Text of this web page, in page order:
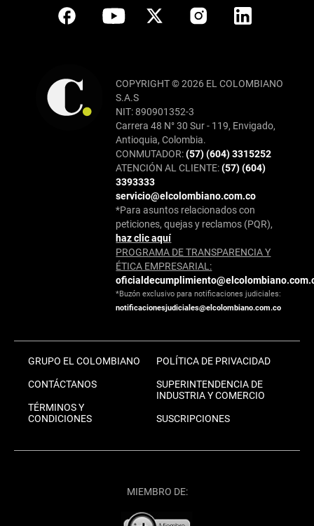
COPYRIGHT © 2026 EL COLOMBIANO
S.A.S
NIT: 890901352-3
Carrera 48 N° 30 Sur - 119, Envigado,
Antioquia, Colombia.
CONMUTADOR:(57) (604) 3315252
ATENCIÓN AL CLIENTE:(57) (604)
3393333
servicio@elcolombiano.com.co
*Para asuntos relacionados con
peticiones, quejas y reclamos (PQR),
haz clic aquí
PROGRAMA DE TRANSPARENCIA Y
ÉTICA EMPRESARIAL:
*Buzón exclusivo para notificaciones judiciales:
notificacionesjudiciales@elcolombiano.com.co
GRUPO EL COLOMBIANO
CONTÁCTANOS
TÉRMINOS Y
CONDICIONES
POLÍTICA DE PRIVACIDAD
SUPERINTENDENCIA DE
INDUSTRIA Y COMERCIO
SUSCRIPCIONES
MIEMBRO DE: